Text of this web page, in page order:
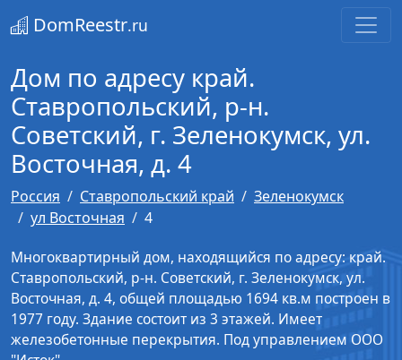
DomReestr.ru
Дом по адресу край.
Ставропольский, р-н.
Советский, г. Зеленокумск, ул.
Восточная, д. 4
Россия Ставропольский край
Зеленокумск
ул Восточная
4
Многоквартирный дом, находящийся по адресу: край.
Ставропольский, р-н. Советский, г. Зеленокумск, ул.
Восточная, д. 4, общей площадью 1694 кв.м построен в
1977 году. Здание состоит из 3 этажей. Имеет
железобетонные перекрытия. Под управлением ООО